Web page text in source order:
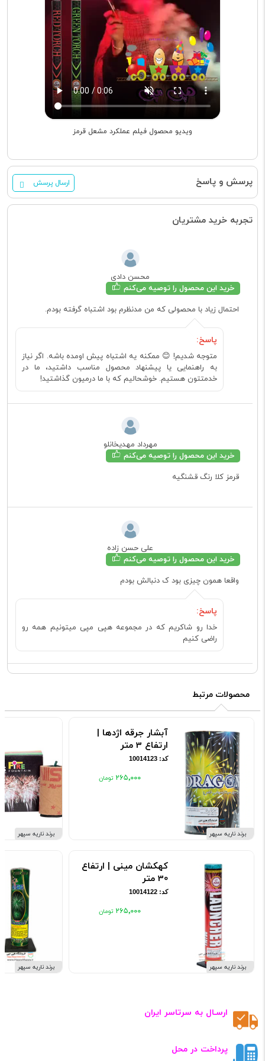
ویدیو محصول فیلم عملکرد مشعل قرمز
پرسش و پاسخ ارسال پرسش
تجربه خرید مشتریان
محسن دادی
خرید این محصول را توصیه می‌کنم
احتمال زیاد با محصولی که من مدنظرم بود اشتباه گرفته بودم.
پاسخ:
متوجه شدیم! 😊 ممکنه یه اشتباه پیش اومده باشه. اگر نیاز
به راهنمایی یا پیشنهاد محصول مناسب داشتید، ما در
خدمتتون هستیم. خوشحالیم که با ما درمیون گذاشتید!
مهرداد مهدیخانلو
خرید این محصول را توصیه می‌کنم
قرمز کلا رنگ قشنگیه
علی حسن زاده
خرید این محصول را توصیه می‌کنم
واقعا همون چیزی بود ک دنبالش بودم
پاسخ:
خدا رو شاکریم که در مجموعه هپی مپی میتونیم همه رو
راضی کنیم
محصولات مرتبط
برند ناریه سپهر
آبشار جرقه اژدها |
ارتفاع 3 متر
کد: 10014123
۲۶۵٬۰۰۰
برند ناریه سپهر
کهکشان مینی | ارتفاع
30 متر
کد: 10014122
۲۶۵٬۰۰۰
برند ناریه سپهر
برند ناریه سپهر
ارسـال به سرتاسر ایران
پرداخت در محل